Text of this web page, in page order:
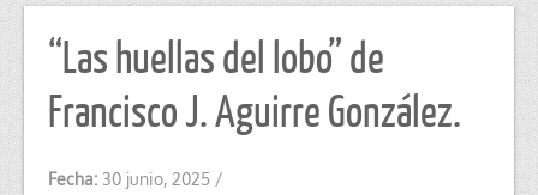
“Las huellas del lobo” de
Francisco J. Aguirre González.
Fecha: 30 junio, 2025 /